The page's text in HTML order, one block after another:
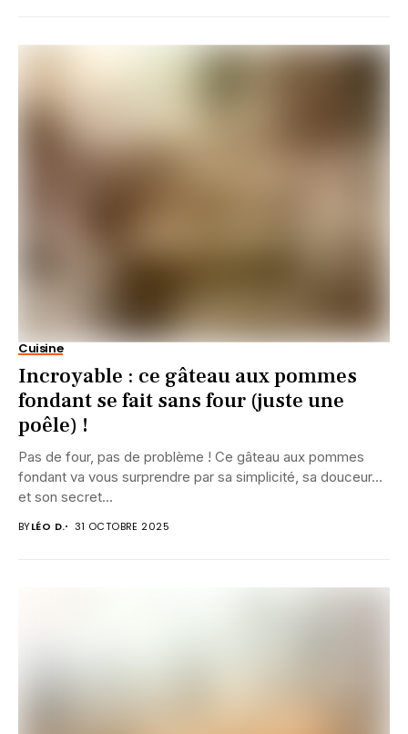
Cuisine
Incroyable : ce gâteau aux pommes
fondant se fait sans four (juste une
poêle) !
Pas de four, pas de problème ! Ce gâteau aux pommes
fondant va vous surprendre par sa simplicité, sa douceur…
et son secret...
BYLÉO D. 31 OCTOBRE 2025